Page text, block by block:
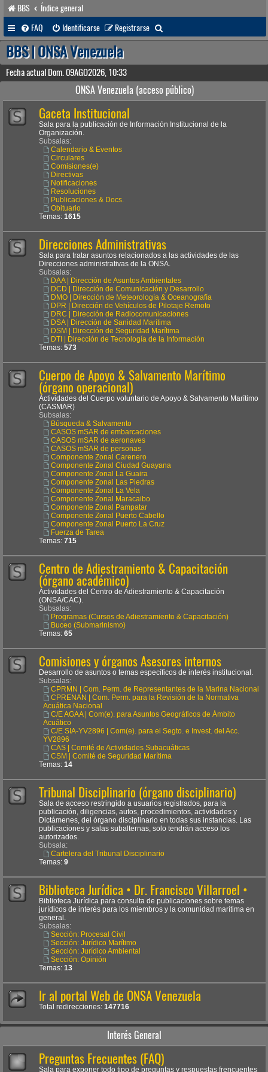
BBS
Índice general
FAQ
Identificarse Registrarse
u
a
BBS | ONSA Venezuela
Fecha actual Dom. 09AGO2026, 10:33
ONSA Venezuela (acceso público)
Gaceta Institucional
Sala para la publicación de Información Institucional de la
Organización.
Subsalas:
Calendario & Eventos
Circulares
Comisiones(e)
Directivas
Notificaciones
Resoluciones
Publicaciones & Docs.
Obituario
Temas: 1615
Direcciones Administrativas
Sala para tratar asuntos relacionados a las actividades de las
Direcciones administrativas de la ONSA.
Subsalas:
DAA | Dirección de Asuntos Ambientales
DCD | Dirección de Comunicación y Desarrollo
DMO | Dirección de Meteorología & Oceanografía
DPR | Dirección de Vehículos de Pilotaje Remoto
DRC | Dirección de Radiocomunicaciones
DSA | Dirección de Sanidad Marítima
DSM | Dirección de Seguridad Marítima
DTI | Dirección de Tecnología de la Información
Temas: 573
Cuerpo de Apoyo & Salvamento Marítimo
(órgano operacional)
Actividades del Cuerpo voluntario de Apoyo & Salvamento Marítimo
(CASMAR)
Subsalas:
Búsqueda & Salvamento
CASOS mSAR de embarcaciones
CASOS mSAR de aeronaves
CASOS mSAR de personas
Componente Zonal Carenero
Componente Zonal Ciudad Guayana
Componente Zonal La Guaira
Componente Zonal Las Piedras
Componente Zonal La Vela
Componente Zonal Maracaibo
Componente Zonal Pampatar
Componente Zonal Puerto Cabello
Componente Zonal Puerto La Cruz
Fuerza de Tarea
Temas: 715
Centro de Adiestramiento & Capacitación
(órgano académico)
Actividades del Centro de Adiestramiento & Capacitación
(ONSA/CAC).
Subsalas:
Programas (Cursos de Adiestramiento & Capacitación)
Buceo (Submarinismo)
Temas: 65
Comisiones y órganos Asesores internos
Desarrollo de asuntos o temas específicos de interés institucional.
Subsalas:
CPRMN | Com. Perm. de Representantes de la Marina Nacional
CPRENAN | Com. Perm. para la Revisión de la Normativa
Acuática Nacional
C/E AGAA | Com(e). para Asuntos Geográficos de Ámbito
Acuático
C/E SIA-YV2896 | Com(e). para el Segto. e Invest. del Acc.
YV2896
CAS | Comité de Actividades Subacuáticas
CSM | Comité de Seguridad Marítima
Temas: 14
Tribunal Disciplinario (órgano disciplinario)
Sala de acceso restringido a usuarios registrados, para la
publicación, diligencias, autos, procedimientos, actividades y
Dictámenes, del órgano disciplinario en todas sus instancias. Las
publicaciones y salas subalternas, solo tendrán acceso los
autorizados.
Subsala:
Cartelera del Tribunal Disciplinario
Temas: 9
Biblioteca Jurídica • Dr. Francisco Villarroel •
Biblioteca Jurídica para consulta de publicaciones sobre temas
jurídicos de interés para los miembros y la comunidad marítima en
general.
Subsalas:
Sección: Procesal Civil
Sección: Jurídico Marítimo
Sección: Jurídico Ambiental
Sección: Opinión
Temas: 13
Ir al portal Web de ONSA Venezuela
Total redirecciones: 147716
Interés General
Preguntas Frecuentes (FAQ)
Sala para exponer todo tipo de preguntas y respuestas frencuentes